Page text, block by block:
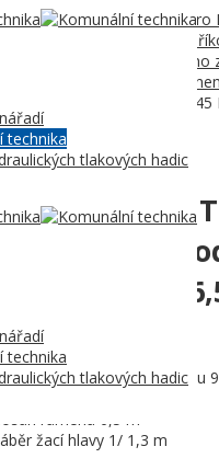
technika
tlakových hadic
technika
tlakových hadic
technika/05 Technika pro
01
do zadního tříbodového
od 50 HP s pracovním
rameno TIFERMEC GEO
6,5 m
rameno
P pro nosiče
dosahem
GEO 645 P
agregaci na nosič o výkonu
kg
ramena 6,5 m
žací hlavy 1/ 1,3 m